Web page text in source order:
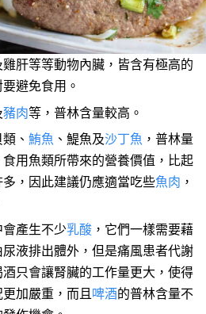
雞肝等等動物內臟，皆含有極高的
避免食用。
豬肉等，普林含量較高。
、 鮪魚 、鯷魚及沙丁魚 ，普林量
用魚類所帶來的營養價值，比起
，因此建議仍應適當吃些魚肉 ，
產生不少乳酸 ，它們一樣需要藉
液排出體外，但是痛風患者代謝
只會讓腎臟的工作量更大，使得
加嚴重，而且啤酒的普林含量不